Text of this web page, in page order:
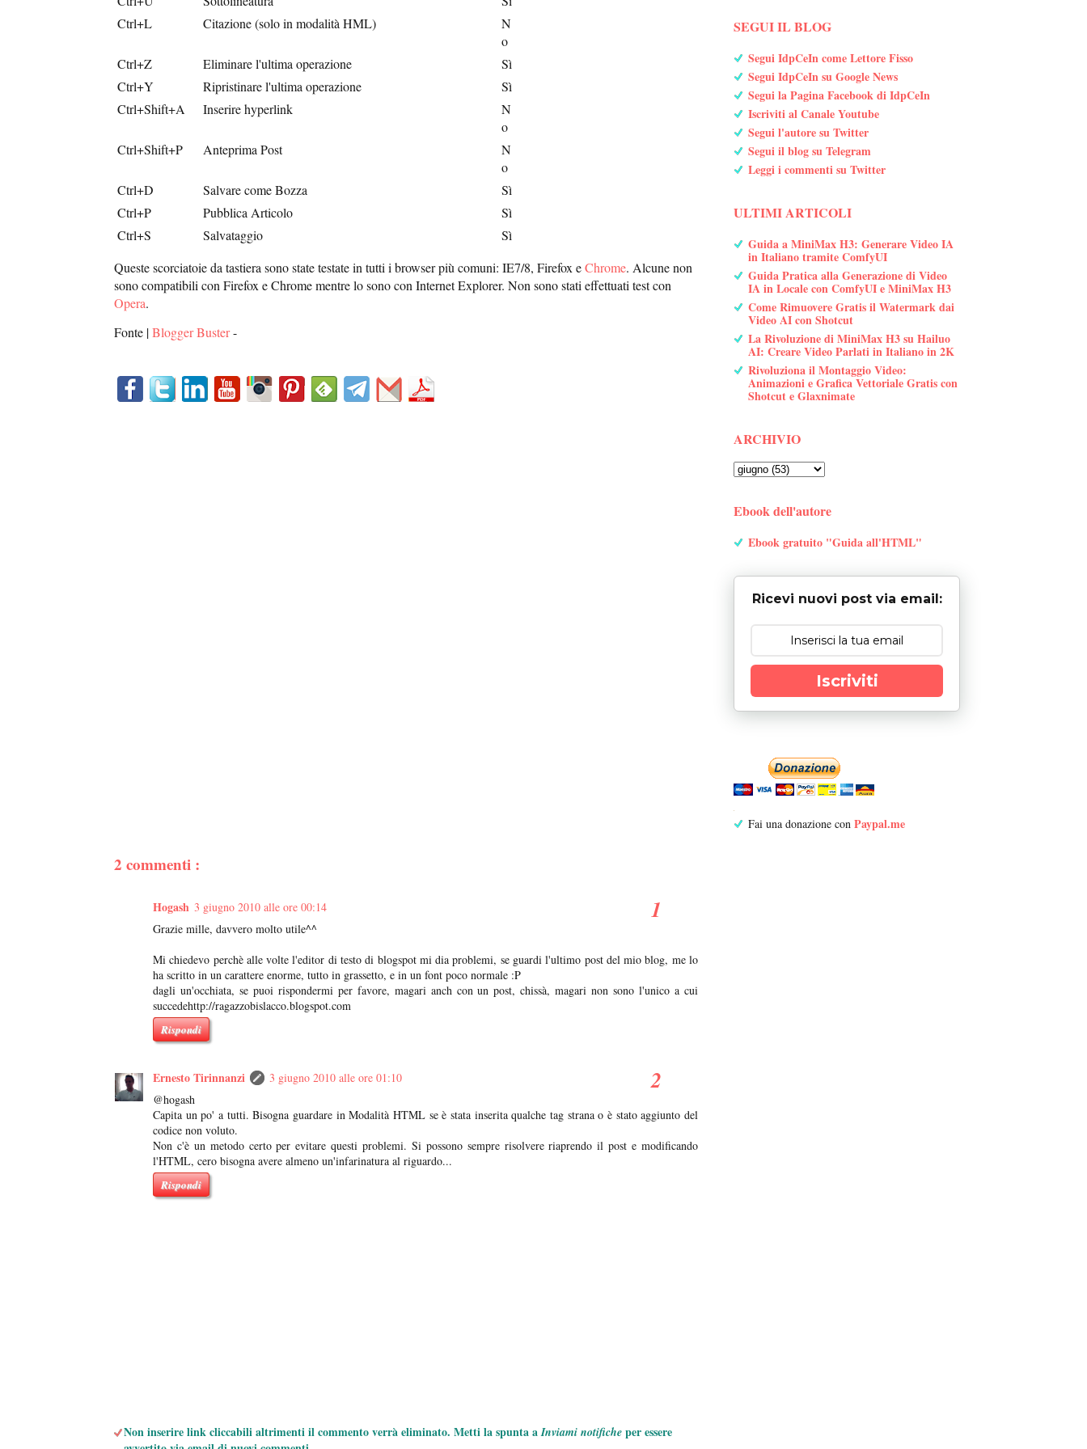
Ctrl+L
Citazione (solo in modalità HML)
N
o
Ctrl+Z
Eliminare l'ultima operazione
Sì
Ctrl+Y
Ripristinare l'ultima operazione
Sì
Ctrl+Shift+A
Inserire hyperlink
N
o
Ctrl+Shift+P
Anteprima Post
N
o
Ctrl+D
Salvare come Bozza
Sì
Ctrl+P
Pubblica Articolo
Sì
Ctrl+S
Salvataggio
Sì
Queste scorciatoie da tastiera sono state testate in tutti i browser più comuni: IE7/8, Firefox eChrome. Alcune non
sono compatibili con Firefox e Chrome mentre lo sono con Internet Explorer. Non sono stati effettuati test con
Opera.
Fonte |Blogger Buster-
2 commenti :
Hogash 3 giugno 2010 alle ore 00:14
Grazie mille, davvero molto utile^^
Mi chiedevo perchè alle volte l'editor di testo di blogspot mi dia problemi, se guardi l'ultimo post del mio blog, me lo
ha scritto in un carattere enorme, tutto in grassetto, e in un font poco normale :P
dagli un'occhiata, se puoi rispondermi per favore, magari anch con un post, chissà, magari non sono l'unico a cui
succedehttp://ragazzobislacco.blogspot.com
Rispondi
Ernesto Tirinnanzi
3 giugno 2010 alle ore 01:10
@hogash
Capita un po' a tutti. Bisogna guardare in Modalità HTML se è stata inserita qualche tag strana o è stato aggiunto del
codice non voluto.
Non c'è un metodo certo per evitare questi problemi. Si possono sempre risolvere riaprendo il post e modificando
l'HTML, cero bisogna avere almeno un'infarinatura al riguardo...
Rispondi
Non inserire link cliccabili altrimenti il commento verrà eliminato. Metti la spunta aInviami notifiche per essere
SEGUI IL BLOG
Segui IdpCeIn come Lettore Fisso
Segui IdpCeIn su Google News
Segui la Pagina Facebook di IdpCeIn
Iscriviti al Canale Youtube
Segui l'autore su Twitter
Segui il blog su Telegram
Leggi i commenti su Twitter
ULTIMI ARTICOLI
Guida a MiniMax H3: Generare Video IA
in Italiano tramite ComfyUI
Guida Pratica alla Generazione di Video
IA in Locale con ComfyUI e MiniMax H3
Come Rimuovere Gratis il Watermark dai
Video AI con Shotcut
La Rivoluzione di MiniMax H3 su Hailuo
AI: Creare Video Parlati in Italiano in 2K
Rivoluziona il Montaggio Video:
Animazioni e Grafica Vettoriale Gratis con
Shotcut e Glaxnimate
ARCHIVIO
Ebook dell'autore
Ebook gratuito "Guida all'HTML"
Ricevi nuovi post via email:
Iscriviti
Fai una donazione con Paypal.me